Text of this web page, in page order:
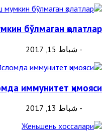
бўлмаган ҳолатлар
- شباط 15, 2017
иммунитет ҳимояси
- شباط 13, 2017